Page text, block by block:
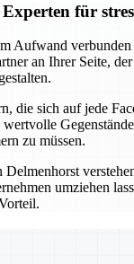
für
Aufwand
an Ihrer Seite,
die sich auf jede
zu müssen.
umziehen